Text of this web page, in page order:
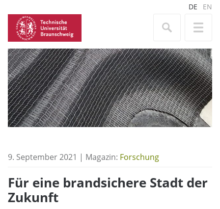
DE EN
9. September 2021 | Magazin: Forschung
Für eine brandsichere Stadt der
Zukunft